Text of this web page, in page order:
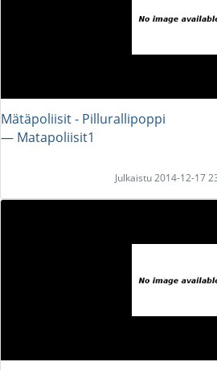
Mätäpoliisit - Pillurallipoppi
― Matapoliisit1
Julkaistu 2014-12-17